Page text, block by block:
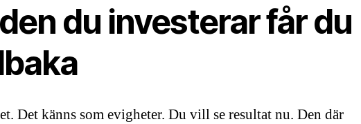
du investerar får du
Det känns som evigheter. Du vill se resultat nu. Den där